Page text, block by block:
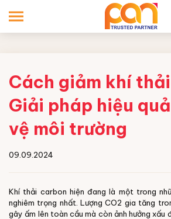
Cách giảm khí
Giải pháp hiệu
vệ môi trường
09.09.2024
Khí thải carbon hiện đang là một trong
nghiêm trọng nhất. Lượng CO2 gia tăng
gây ấm lên toàn cầu mà còn ảnh hưởng xấu